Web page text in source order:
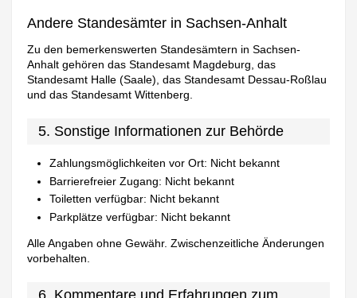
Andere Standesämter in Sachsen-Anhalt
Zu den bemerkenswerten Standesämtern in Sachsen-
Anhalt gehören das Standesamt Magdeburg, das
Standesamt Halle (Saale), das Standesamt Dessau-Roßlau
und das Standesamt Wittenberg.
5. Sonstige Informationen zur Behörde
Zahlungsmöglichkeiten vor Ort: Nicht bekannt
Barrierefreier Zugang: Nicht bekannt
Toiletten verfügbar: Nicht bekannt
Parkplätze verfügbar: Nicht bekannt
Alle Angaben ohne Gewähr. Zwischenzeitliche Änderungen
vorbehalten.
6. Kommentare und Erfahrungen zum